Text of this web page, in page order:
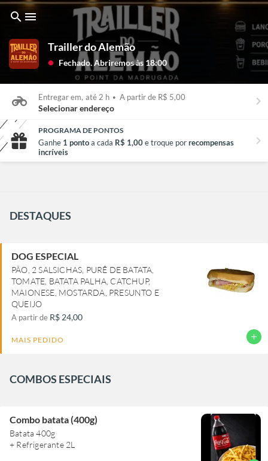
search menu
Trailler do Alemão
lens Fechado. Abriremos às 18:00
Entregar em, até 2 h • A partir de R$ 5,00
Selecionar endereço keyboard_arrow_right
PROGRAMA DE PONTOS
Ganhe 1 pontoa cada R$ 1,00e troque porrecompensas
incríveis
chevron_right
DESTAQUES
DOG ESPECIAL
PÃO, 2 SALSICHAS, PURÊ DE BATATA,
TOMATE, BATATA PALHA, CATCHUP,
MAIONESE, MOSTARDA, PRESUNTO E
QUEIJO
A partir de R$ 24,00
add
MAIS PEDIDO
COMBOS ESPECIAIS
Combo batata (400g)
Batata 400g
+ Refrigerante 2L